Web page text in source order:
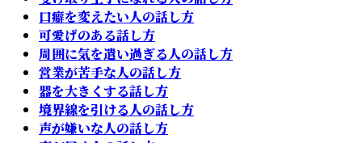
口癖を変えたい人の話し方
可愛げのある話し方
周囲に気を遣い過ぎる人の話し方
営業が苦手な人の話し方
器を大きくする話し方
境界線を引ける人の話し方
声が嫌いな人の話し方